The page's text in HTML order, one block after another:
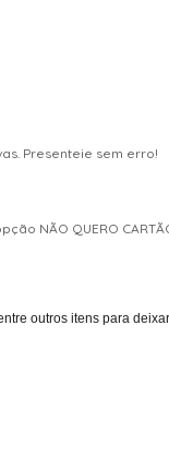
Presenteie sem erro!
NÃO QUERO
outros itens para